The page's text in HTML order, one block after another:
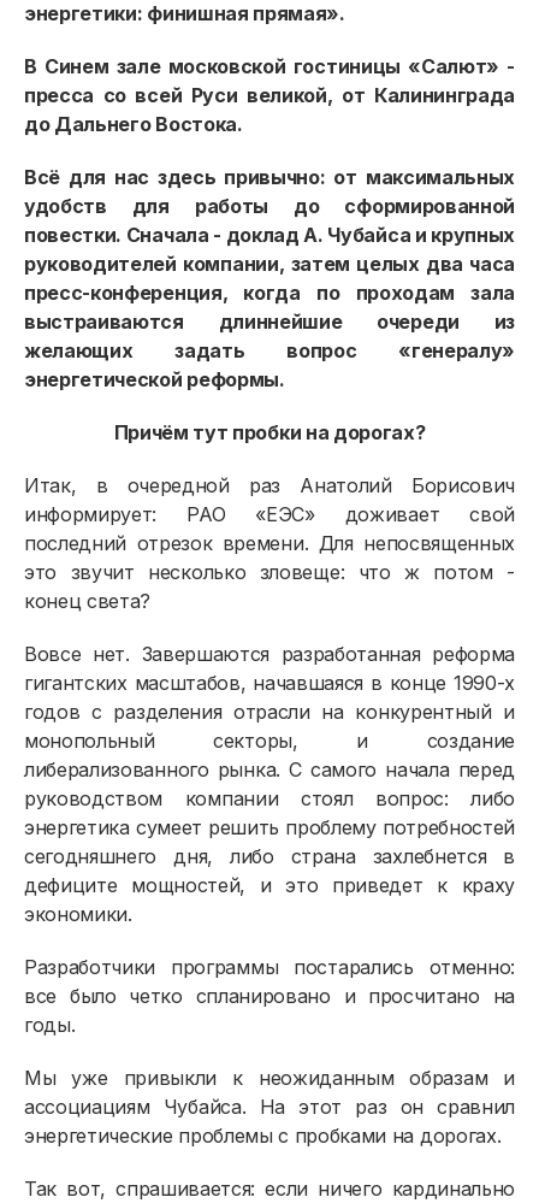
энергетики: финишная прямая».
В Синем зале московской гостиницы «Салют» -
пресса со всей Руси великой, от Калининграда
до Дальнего Востока.
Всё для нас здесь привычно: от максимальных
удобств для работы до сформированной
повестки. Сначала - доклад А. Чубайса и крупных
руководителей компании, затем целых два часа
пресс-конференция, когда по проходам зала
выстраиваются длиннейшие очереди из
желающих задать вопрос «генералу»
энергетической реформы.
Причём тут пробки на дорогах?
Итак, в очередной раз Анатолий Борисович
информирует: РАО «ЕЭС» доживает свой
последний отрезок времени. Для непосвященных
это звучит несколько зловеще: что ж потом -
конец света?
Вовсе нет. Завершаются разработанная реформа
гигантских масштабов, начавшаяся в конце 1990-х
годов с разделения отрасли на конкурентный и
монопольный секторы, и создание
либерализованного рынка. С самого начала перед
руководством компании стоял вопрос: либо
энергетика сумеет решить проблему потребностей
сегодняшнего дня, либо страна захлебнется в
дефиците мощностей, и это приведет к краху
экономики.
Разработчики программы постарались отменно:
все было четко спланировано и просчитано на
годы.
Мы уже привыкли к неожиданным образам и
ассоциациям Чубайса. На этот раз он сравнил
энергетические проблемы с пробками на дорогах.
Так вот, спрашивается: если ничего кардинально